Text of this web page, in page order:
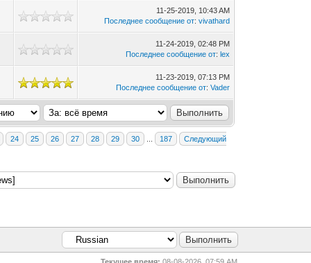
11-25-2019, 10:43 AM
Последнее сообщение от:vivathard
11-24-2019, 02:48 PM
Последнее сообщение от:lex
11-23-2019, 07:13 PM
Последнее сообщение от:Vader
24 25 26 27 28 29 30 187
Следующий